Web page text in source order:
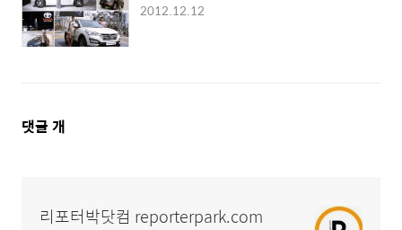
2012.12.12
댓
댓글 개
리포터박닷컴 reporterpark.com